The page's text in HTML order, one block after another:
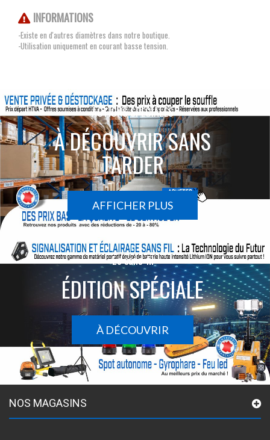
INFORMATIONS
-Existe en d'autres diamètres dans notre boutique.
-Utilisation uniquement en courant basse tension.
ACTIONS SPÉCIALES
À DÉCOUVRIR SANS
TARDER
AFFICHER PLUS
Le sans-fil
ÉDITION SPÉCIALE
À DÉCOUVRIR
NOS MAGASINS